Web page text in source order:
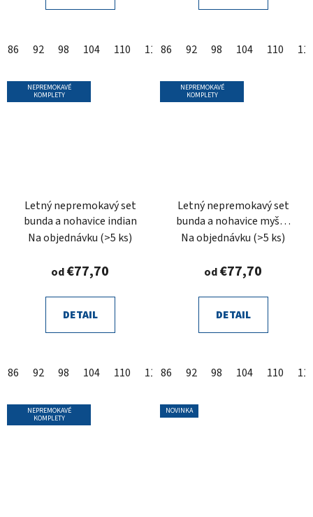
86 92 98 104 110 116 122 128 134 140
86 92 98 104 110
NEPREMOKAVÉ
KOMPLETY
Letný nepremokavý set
bunda a nohavice indian
Na objednávku (>5 ks)
od€77,70
DETAIL
86 92 98 104 110 116 122 128 134 140
NEPREMOKAVÉ
KOMPLETY
Letný nepremokavý set
bunda a nohavice myška
bodky
Na objednávku (>5 ks)
od€77,70
DETAIL
86 92 98 104 110
NEPREMOKAVÉ
KOMPLETY
NOVINKA